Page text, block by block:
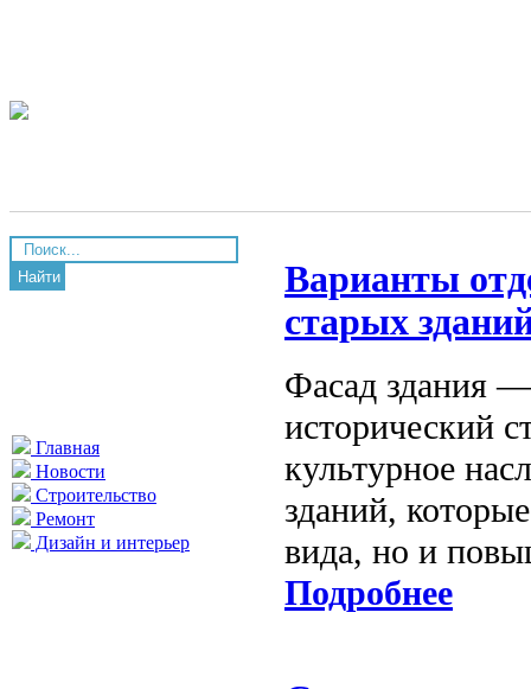
Найти
Главная
Новости
Строительство
Ремонт
Дизайн и интерьер
Варианты
старых
Фасад здания
исторический
культурное
зданий,
вида, но и
Подробнее